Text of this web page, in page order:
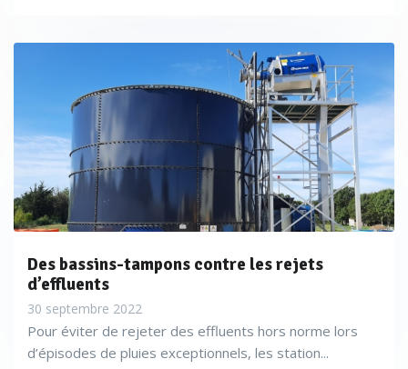
Des bassins-tampons contre les rejets
d’effluents
30 septembre 2022
Pour éviter de rejeter des effluents hors norme lors
d’épisodes de pluies exceptionnels, les station...